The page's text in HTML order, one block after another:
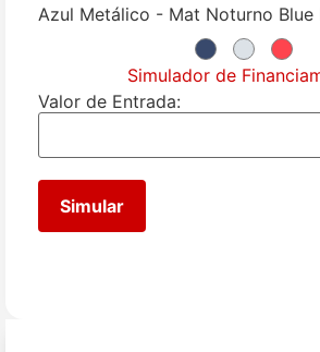
Azul Metálico - Mat Noturno Blue
Simulador de
Valor de Entrada:
Simular